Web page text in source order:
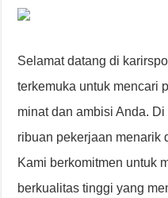
Selamat datang di
terkemuka untuk mencari
minat dan ambisi Anda.
ribuan pekerjaan menarik
Kami berkomitmen untuk
berkualitas tinggi yang